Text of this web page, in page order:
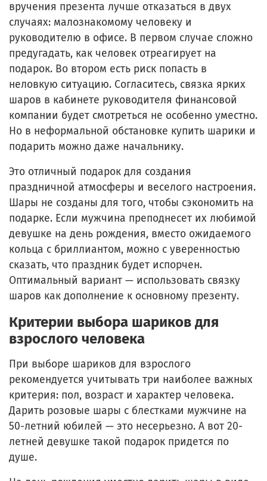
вручения презента лучше отказаться в двух
случаях: малознакомому человеку и
руководителю в офисе. В первом случае сложно
предугадать, как человек отреагирует на
подарок. Во втором есть риск попасть в
неловкую ситуацию. Согласитесь, связка ярких
шаров в кабинете руководителя финансовой
компании будет смотреться не особенно уместно.
Но в неформальной обстановке купить шарики и
подарить можно даже начальнику.
Это отличный подарок для создания
праздничной атмосферы и веселого настроения.
Шары не созданы для того, чтобы сэкономить на
подарке. Если мужчина преподнесет их любимой
девушке на день рождения, вместо ожидаемого
кольца с бриллиантом, можно с уверенностью
сказать, что праздник будет испорчен.
Оптимальный вариант — использовать связку
шаров как дополнение к основному презенту.
Критерии выбора шариков для
взрослого человека
При выборе шариков для взрослого
рекомендуется учитывать три наиболее важных
критерия: пол, возраст и характер человека.
Дарить розовые шары с блестками мужчине на
50-летний юбилей — это несерьезно. А вот 20-
летней девушке такой подарок придется по
душе.